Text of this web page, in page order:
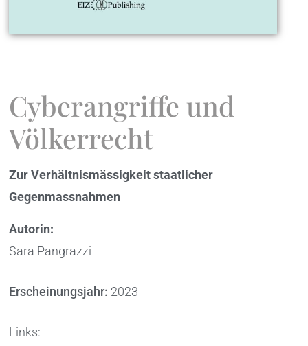
Cyberangriffe und
Völkerrecht
Zur Verhältnismässigkeit staatlicher
Gegenmassnahmen
Autorin:
Sara Pangrazzi
Erscheinungsjahr: 2023
Links: